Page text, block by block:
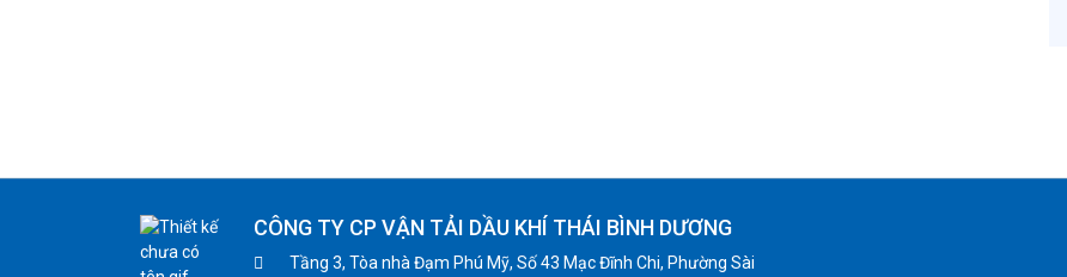
CÔNG TY CP VẬN TẢI DẦU KHÍ THÁI BÌNH DƯƠNG
Tầng 3, Tòa nhà Đạm Phú Mỹ, Số 43 Mạc Đĩnh Chi, Phường Sài